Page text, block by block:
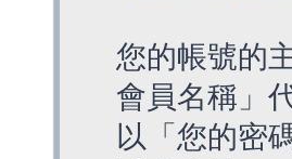
您的帳號的
會員名稱」
以「您的密